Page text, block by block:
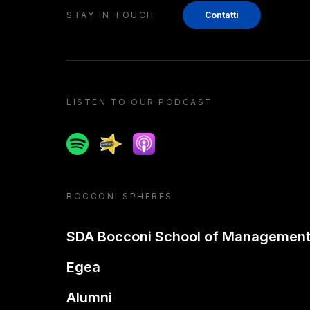
STAY IN TOUCH Contatti
LISTEN TO OUR PODCAST
SpotifySpreakerApple podcast
BOCCONI SPHERES
SDA Bocconi School of Management
Egea
Alumni